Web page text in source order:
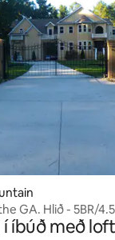
GA. Hlið - 5BR/
í íbúð með